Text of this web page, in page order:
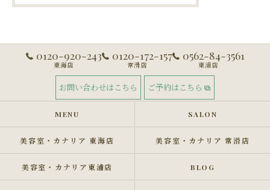
0120-920-243
東海店
0120-172-157
常滑店
0562-84-3561
東浦店
お問い合わせはこちら ご予約はこちら
MENU SALON
美容室・カナリア 東海店 美容室・カナリア 常滑店
美容室・カナリア東浦店 BLOG